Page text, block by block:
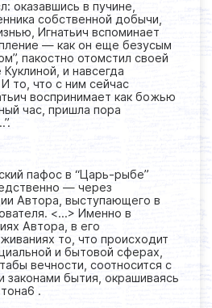
оказавшись в пучине,
собственной добычи,
Игнатьич вспоминает
— как он еще безусым
пакостно отомстил своей
и навсегда
то, что с ним сейчас
воспринимает как божью
час, пришла пора
пафос в “Царь-рыбе”
— через
Автора, выступающего в
<...> Именно в
Автора, в его
то, что происходит
и бытовой сферах,
вечности, соотносится с
законами бытия, окрашиваясь
.